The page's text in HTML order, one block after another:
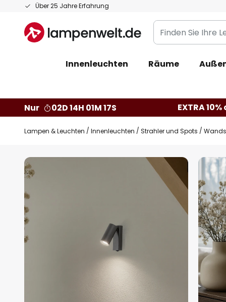
Über 25 Jahre Erfahrung
Zum
springen
Finden
Sie
Leuchte...
Innenleuchten Räume
Nur
02D 14H 01M 16S EXTRA
Lampen & Leuchten Innenleuchten Strahler und Spots
Zum
Ende
Bildgalerie
springen